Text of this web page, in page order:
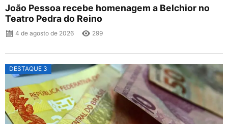
João Pessoa recebe homenagem a Belchior no
Teatro Pedra do Reino
4 de agosto de 2026 299
DESTAQUE 3